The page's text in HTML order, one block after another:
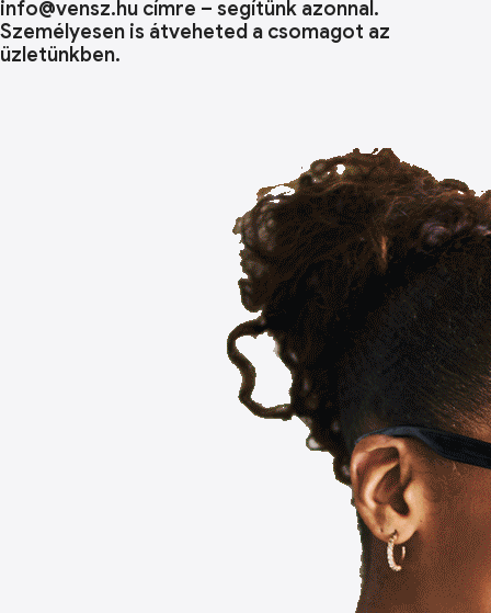
info@vensz.hu címre – segítünk azonnal.
Személyesen is átveheted a csomagot az
üzletünkben.